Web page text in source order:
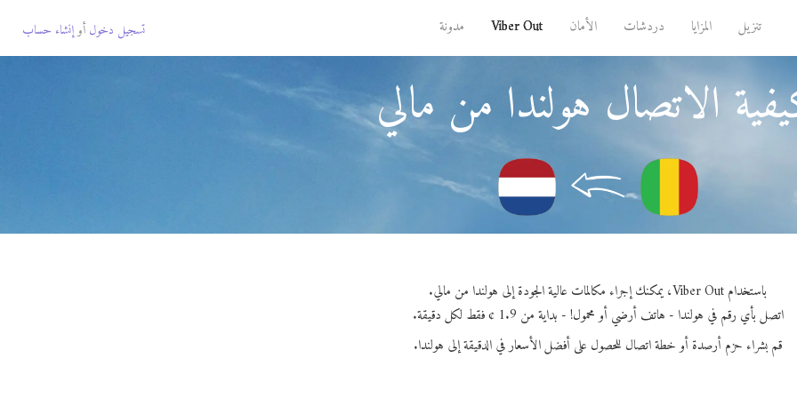
تنزيل المزايا دردشات الأمان Viber Out مدونة تسجيل دخول أوإنشاء حساب
الاتصال هولندا من مالي
باستخدام Viber Out، يمكنك إجراء مكالمات عالية الجودة إلى هولندا من مالي.
اتصل بأي رقم في هولندا - هاتف أرضي أو محمول! - بداية من 1.9 ¢ فقط لكل دقيقة.
قم بشراء حزم أرصدة أو خطة اتصال للحصول على أفضل الأسعار في الدقيقة إلى هولندا.